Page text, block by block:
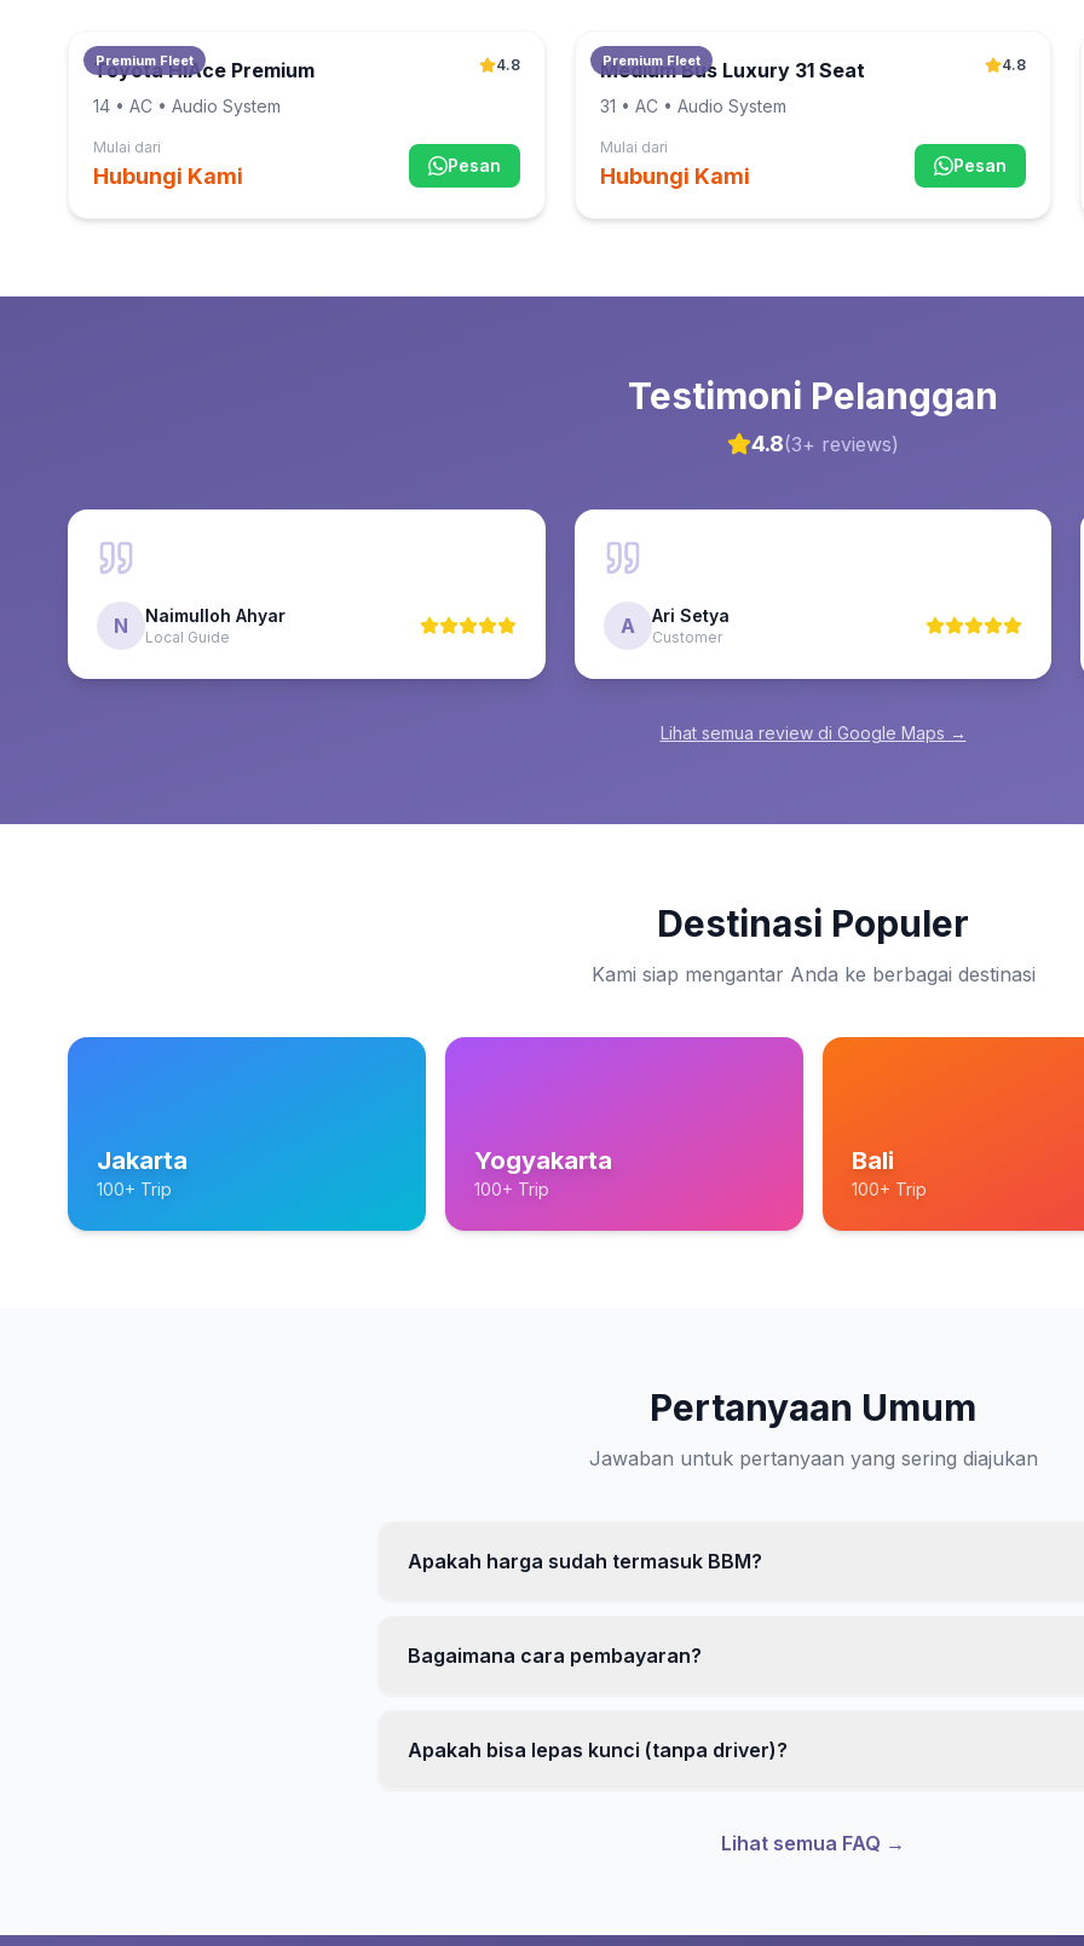
Premium Fleet
Toyota HiAce Premium 4.8
14 • AC • Audio System
Mulai dari
Hubungi Kami Pesan
Premium Fleet
Medium Bus Luxury 31 Seat 4.8
31 • AC • Audio System
Mulai dari
Hubungi Kami Pesan
Testimoni Pelanggan
4.8(3+ reviews)
N Naimulloh Ahyar
Local Guide A Ari Setya
Customer
Lihat semua review di Google Maps →
Destinasi Populer
Kami siap mengantar Anda ke berbagai destinasi
Jakarta
100+ Trip
Yogyakarta
100+ Trip
Bali
100+ Trip
Pertanyaan Umum
Jawaban untuk pertanyaan yang sering diajukan
Apakah harga sudah termasuk BBM?
Bagaimana cara pembayaran?
Apakah bisa lepas kunci (tanpa driver)?
Lihat semua FAQ →